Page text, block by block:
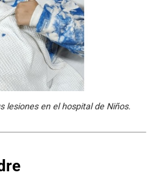
lesiones en el hospital de Niños.